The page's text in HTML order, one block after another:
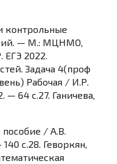
контрольные
— М.: МЦНМО,
ЕГЭ 2022.
Задача 4(проф
Рабочая / И.Р.
64 c.27. Ганичева,
пособие / А.В.
c.28. Геворкян,